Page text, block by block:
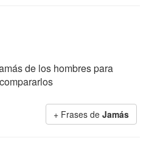
de los hombres para
+ Frases de Jamás